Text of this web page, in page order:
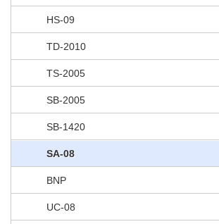
HS-09
TD-2010
TS-2005
SB-2005
SB-1420
SA-08
BNP
UC-08